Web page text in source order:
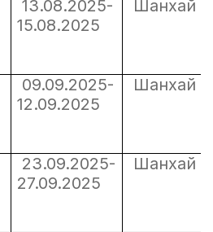
13.08.2025-
15.08.2025
09.09.2025-
12.09.2025
23.09.2025-
27.09.2025